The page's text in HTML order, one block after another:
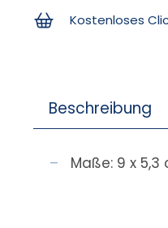
Kostenloses
Beschreibung
Maße: 9 x 5,3